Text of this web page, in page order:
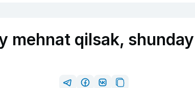
mehnat qilsak, shunday